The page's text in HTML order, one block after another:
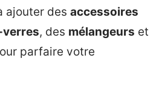
ajouter des accessoires
, des mélangeurs et
parfaire votre